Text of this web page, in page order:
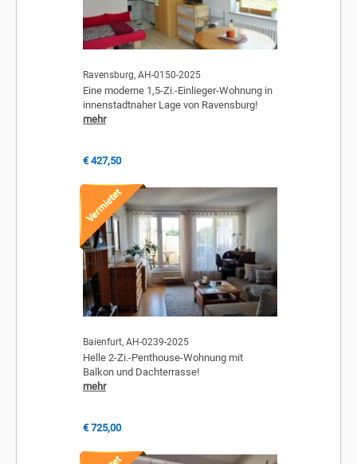
Ravensburg, AH-0150-2025
Eine moderne 1,5-Zi.-Einlieger-Wohnung in
innenstadtnaher Lage von Ravensburg!
mehr
€ 427,50
Baienfurt, AH-0239-2025
Helle 2-Zi.-Penthouse-Wohnung mit
Balkon und Dachterrasse!
mehr
€ 725,00